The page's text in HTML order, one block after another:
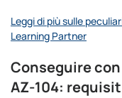
Leggi di più sulle
Learning Partner
Conseguire
AZ-104: